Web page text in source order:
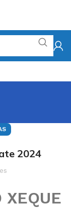
2024
XEQUE